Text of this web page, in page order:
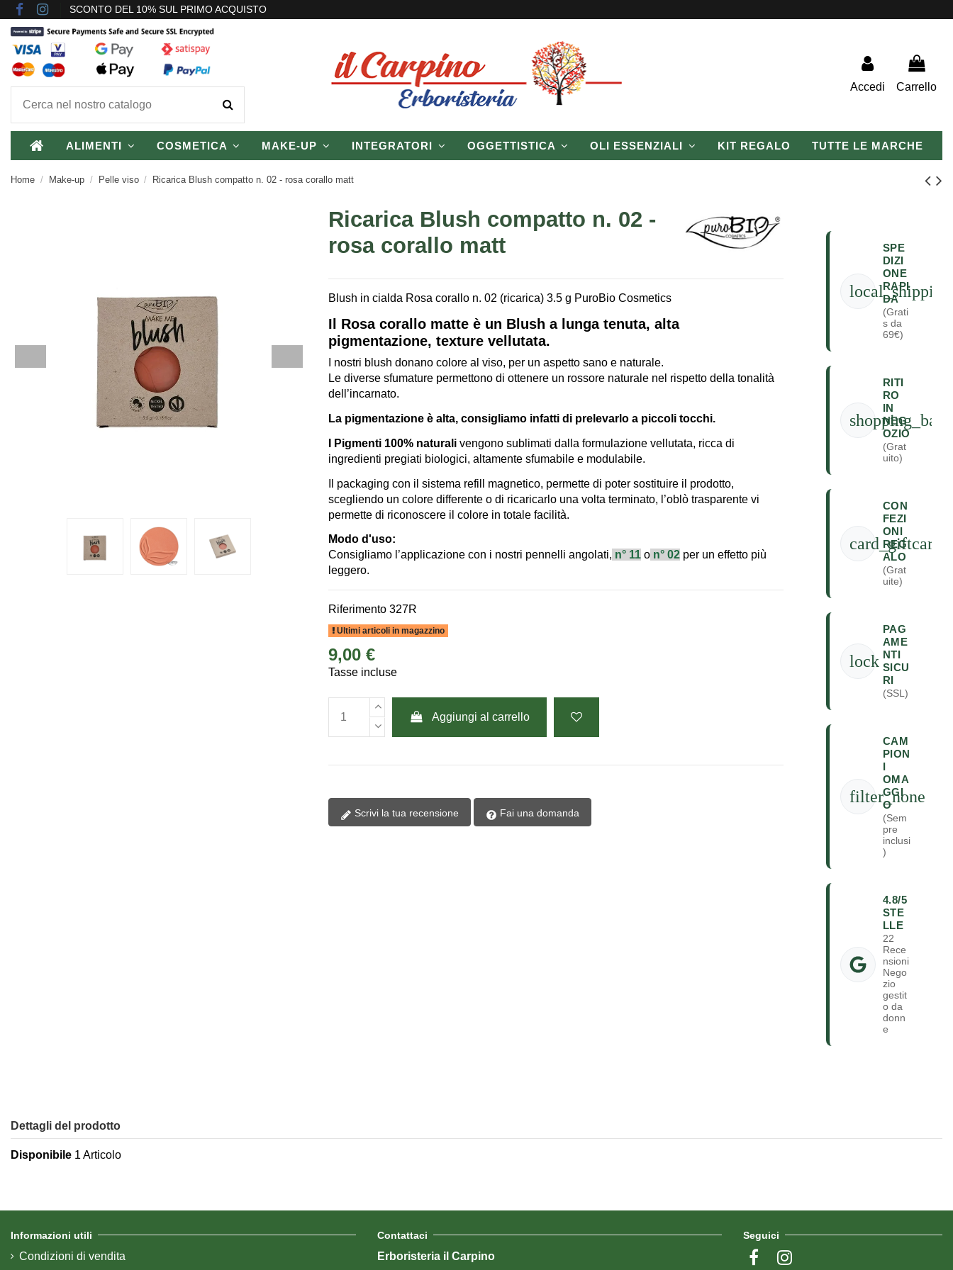
SCONTO DEL 10% SUL PRIMO ACQUISTO
Accedi Carrello
ALIMENTI COSMETICA MAKE-UP INTEGRATORI OGGETTISTICA OLI ESSENZIALI KIT REGALO TUTTE LE MARCHE
Home Make-up Pelle viso Ricarica Blush compatto n. 02 - rosa corallo matt
Ricarica Blush compatto n. 02 -
rosa corallo matt
Blush in cialda Rosa corallo n. 02 (ricarica) 3.5 g PuroBio Cosmetics
Il Rosa corallo matte è un Blush a lunga tenuta, alta
pigmentazione, texture vellutata.
I nostri blush donano colore al viso, per un aspetto sano e naturale.
Le diverse sfumature permettono di ottenere un rossore naturale nel rispetto della tonalità
dell’incarnato.
La pigmentazione è alta, consigliamo infatti di prelevarlo a piccoli tocchi.
I Pigmenti 100% naturalivengono sublimati dalla formulazione vellutata, ricca di
ingredienti pregiati biologici, altamente sfumabile e modulabile.
Il packaging con il sistema refill magnetico, permette di poter sostituire il prodotto,
scegliendo un colore differente o di ricaricarlo una volta terminato, l’oblò trasparente vi
permette di riconoscere il colore in totale facilità.
Modo d'uso:
Consigliamo l’applicazione con i nostri pennelli angolati, n° 11o n° 02per un effetto più
leggero.
Riferimento 327R
Ultimi articoli in magazzino
9,00 €
Tasse incluse
Aggiungi al carrello
Scrivi la tua recensione Fai una domanda
local_shipping
SPE
DIZI
ONE
RAPI
DA
(Grati
s da
69€)
shopping_bag
RITI
RO
IN
NEG
OZIO
(Grat
uito)
card_giftcard
CON
FEZI
ONI
REG
ALO
(Grat
uite)
lock
PAG
AME
NTI
SICU
RI
(SSL)
filter_none
CAM
PION
I
OMA
GGI
O
(Sem
pre
inclusi
)
4.8/5
STE
LLE
22
Rece
nsioni
Nego
zio
gestit
o da
donn
e
Dettagli del prodotto
Disponibile 1 Articolo
Informazioni utili
Condizioni di vendita
Contattaci
Erboristeria il Carpino
Seguici